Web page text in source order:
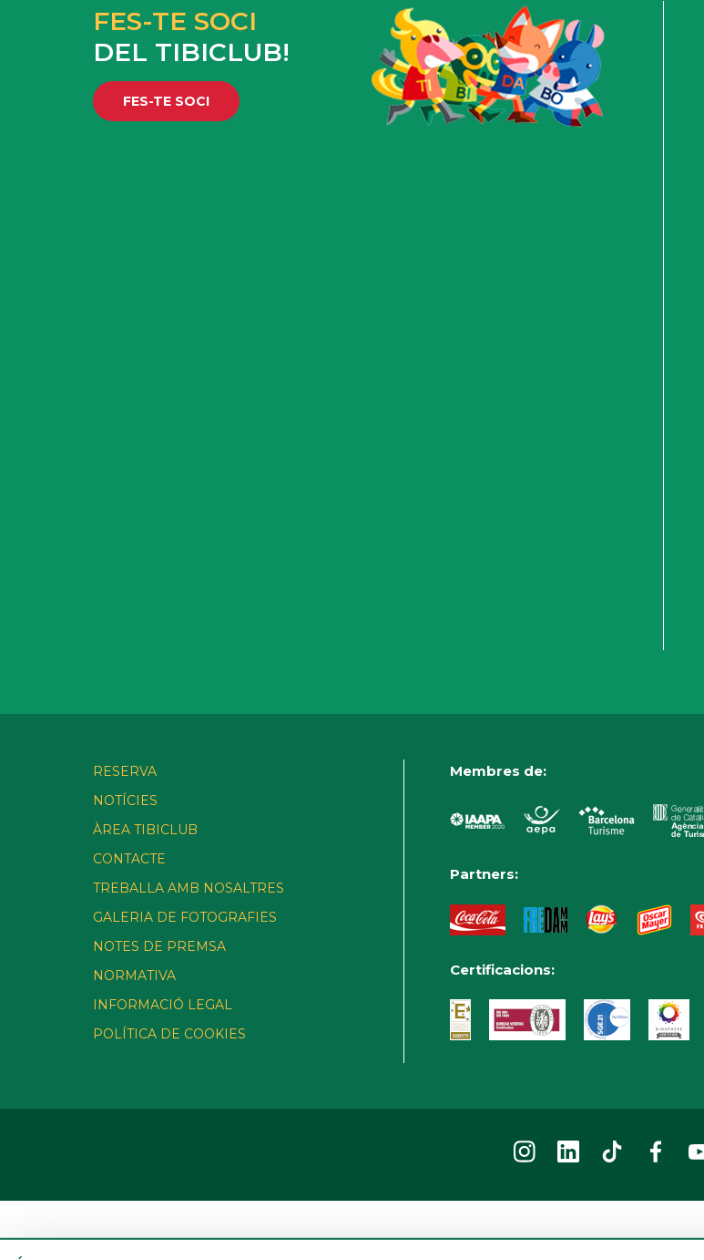
FES-TE SOCI
DEL TIBICLUB!
FES-TE SOCI
RESERVA
NOTÍCIES
ÀREA TIBICLUB
CONTACTE
TREBALLA AMB NOSALTRES
GALERIA DE FOTOGRAFIES
NOTES DE PREMSA
NORMATIVA
INFORMACIÓ LEGAL
POLÍTICA DE COOKIES
Membres de:
Partners:
Certificacions: